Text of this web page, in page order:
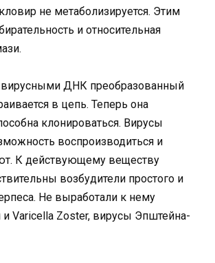
не метаболизируется. Этим
и относительная
вирусными ДНК преобразованный
в цепь. Теперь она
клонироваться. Вирусы
воспроизводиться и
К действующему веществу
возбудители простого и
Не выработали к нему
и Varicella Zoster, вирусы Эпштейна-